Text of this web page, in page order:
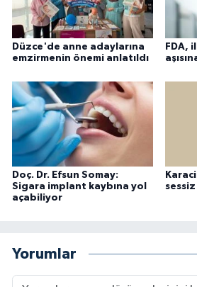
Düzce'de anne adaylarına
emzirmenin önemi anlatıldı
FDA,
Doç. Dr. Efsun Somay:
Sigara implant kaybına yol
açabiliyor
Yorumlar